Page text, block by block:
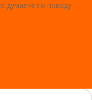
думаете по поводу